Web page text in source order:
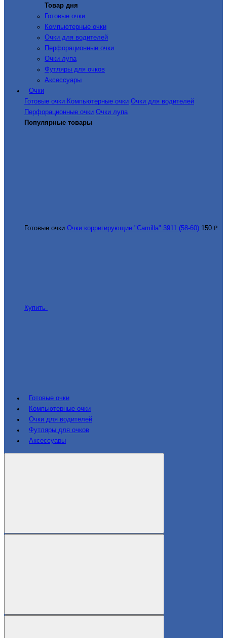
Товар дня
Готовые очки
Компьютерные очки
Очки для водителей
Перфорационные очки
Очки лупа
Футляры для очков
Аксессуары
Очки
Готовые очки Компьютерные очки Очки для водителей
Перфорационные очки Очки лупа
Популярные товары
Готовые очки Очки корригирующие "Camilla" 3911 (58-60) 150 ₽
Купить
Готовые очки
Компьютерные очки
Очки для водителей
Футляры для очков
Аксессуары